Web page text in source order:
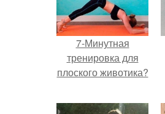
7-Минутная
тренировка для
плоского животика?